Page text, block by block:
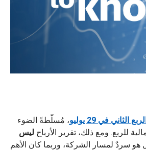
الثاني في 29 يوليو
، مُسلّطةً الضوء
للربع. ومع ذلك، تقرير الأرباح ليس
هو سردٌ لمسار الشركة، وربما كان الأهم